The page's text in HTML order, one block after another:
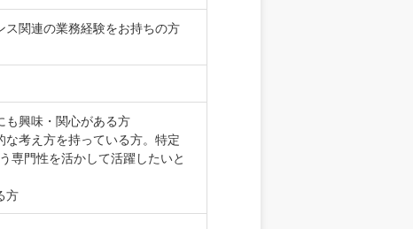
関連の業務経験をお持ちの方
も興味・関心がある方
考え方を持っている方。特定
専門性を活かして活躍したいと
方